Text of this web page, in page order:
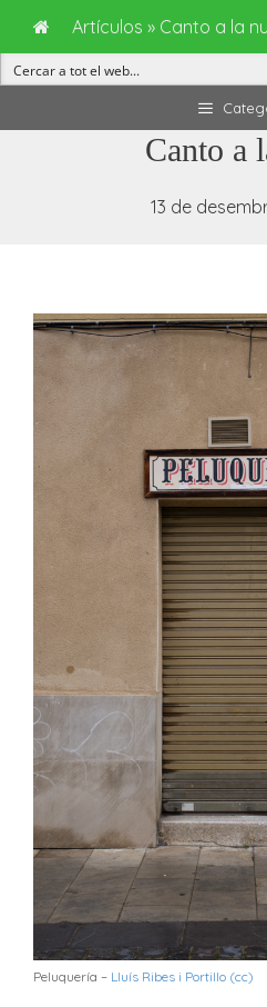
al
Canto a
13 de
Peluquería – Lluís Ribes i Portillo (cc)
Artículos » Canto a la